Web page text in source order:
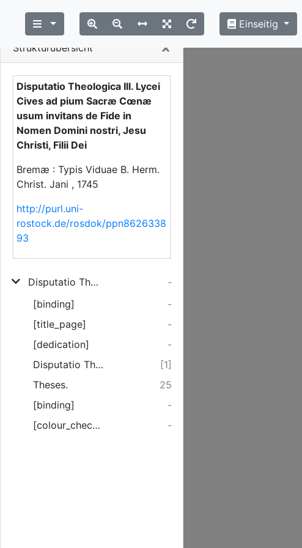
Strukturübersicht × Close
Disputatio Theologica Ill. Lycei
Cives ad pium Sacræ Cœnæ
usum invitans de Fide in
Nomen Domini nostri, Jesu
Christi, Filii Dei
Bremæ : Typis Viduae B. Herm.
Christ. Jani , 1745
http://purl.uni-
rostock.de/rosdok/ppn8626338
93
Disputatio Theologica Ill. Lycei Cives ad pium Sacræ Cnæ usum invitans de Fide in Nomen Domini nostri, Jesu Christi, Filii Dei
-
[binding]
-
[title_page]
-
[dedication]
-
Disputatio Theologica de Fide in Nomen Domini nostri, Jesu Christi, Filii Die.
[1]
Theses.
25
[binding]
-
[colour_checker]
-
Einseitig